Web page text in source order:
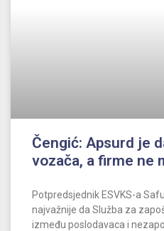
Čengić: Apsurd je
vozača, a firme ne
Potpredsjednik ESVKS-a
najvažnije da Služba za
između poslodavaca i